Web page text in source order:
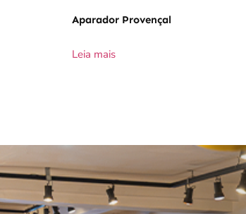
Aparador Provençal
Leia mais